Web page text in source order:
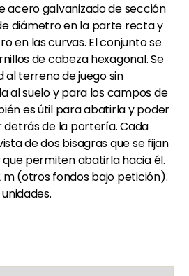
acero galvanizado de sección
diámetro en la parte recta y
en las curvas. El conjunto se
de cabeza hexagonal. Se
al terreno de juego sin
al suelo y para los campos de
es útil para abatirla y poder
de la portería. Cada
de dos bisagras que se fijan
permiten abatirla hacia él.
m (otros fondos bajo petición).